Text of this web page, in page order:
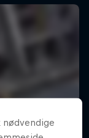
nødvendige